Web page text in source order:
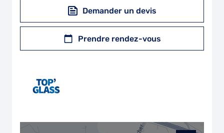
Demander un devis
Prendre rendez-vous